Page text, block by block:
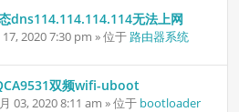
dns114.114.114.114无法上网
2020 7:30 pm » 位于 路由器系统
双频wifi-uboot
03, 2020 8:11 am » 位于 bootloader